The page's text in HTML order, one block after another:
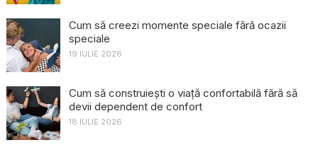
Cum să creezi momente speciale fără ocazii
speciale
19 IULIE 2026
Cum să construiești o viață confortabilă fără să
devii dependent de confort
18 IULIE 2026